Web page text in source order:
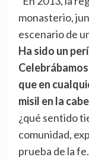
monasterio,
escenario de
Ha sido un
que en
misil en la
¿qué sentido
comunidad,
prueba de la fe.